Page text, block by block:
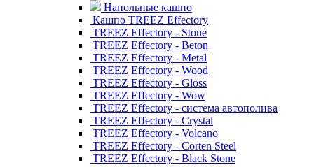
Напольные кашпо
Кашпо TREEZ Effectory
TREEZ Effectory - Stone
TREEZ Effectory - Beton
TREEZ Effectory - Metal
TREEZ Effectory - Wood
TREEZ Effectory - Gloss
TREEZ Effectory - Wow
TREEZ Effectory - система автополива
TREEZ Effectory - Crystal
TREEZ Effectory - Volcano
TREEZ Effectory - Corten Steel
TREEZ Effectory - Black Stone